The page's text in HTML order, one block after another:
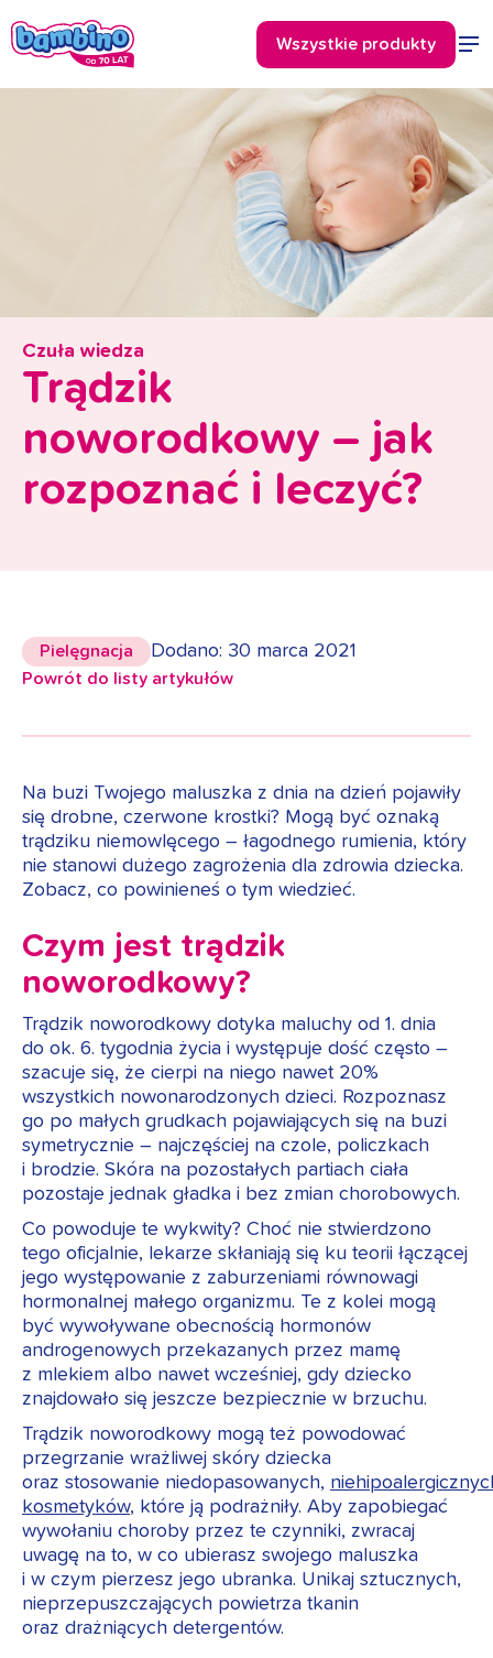
Czuła wiedza
Trądzik
noworodkowy – jak
rozpoznać i leczyć?
Pielęgnacja Dodano: 30 marca 2021
Powrót do listy artykułów
Na buzi Twojego maluszka z dnia na dzień pojawiły
się drobne, czerwone krostki? Mogą być oznaką
trądziku niemowlęcego – łagodnego rumienia, który
nie stanowi dużego zagrożenia dla zdrowia dziecka.
Zobacz, co powinieneś o tym wiedzieć.
Czym jest trądzik
noworodkowy?
Trądzik noworodkowy dotyka maluchy od 1. dnia
do ok. 6. tygodnia życia i występuje dość często –
szacuje się, że cierpi na niego nawet 20%
wszystkich nowonarodzonych dzieci. Rozpoznasz
go po małych grudkach pojawiających się na buzi
symetrycznie – najczęściej na czole, policzkach
i brodzie. Skóra na pozostałych partiach ciała
pozostaje jednak gładka i bez zmian chorobowych.
Co powoduje te wykwity? Choć nie stwierdzono
tego oficjalnie, lekarze skłaniają się ku teorii łączącej
jego występowanie z zaburzeniami równowagi
hormonalnej małego organizmu. Te z kolei mogą
być wywoływane obecnością hormonów
androgenowych przekazanych przez mamę
z mlekiem albo nawet wcześniej, gdy dziecko
znajdowało się jeszcze bezpiecznie w brzuchu.
Trądzik noworodkowy mogą też powodować
przegrzanie wrażliwej skóry dziecka
oraz stosowanie niedopasowanych,
kosmetyków, które ją podrażniły. Aby zapobiegać
wywołaniu choroby przez te czynniki, zwracaj
uwagę na to, w co ubierasz swojego maluszka
i w czym pierzesz jego ubranka. Unikaj sztucznych,
nieprzepuszczających powietrza tkanin
oraz drażniących detergentów.